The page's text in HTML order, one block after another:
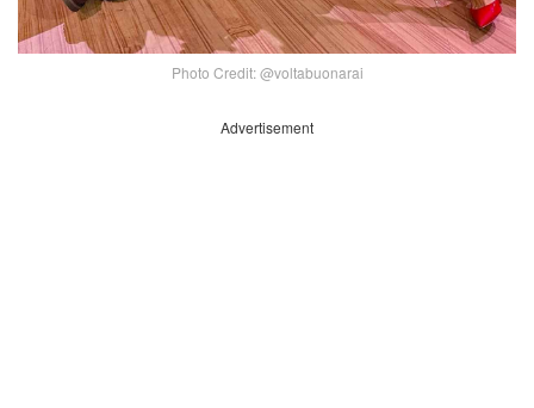
Photo Credit: @voltabuonarai
Advertisement